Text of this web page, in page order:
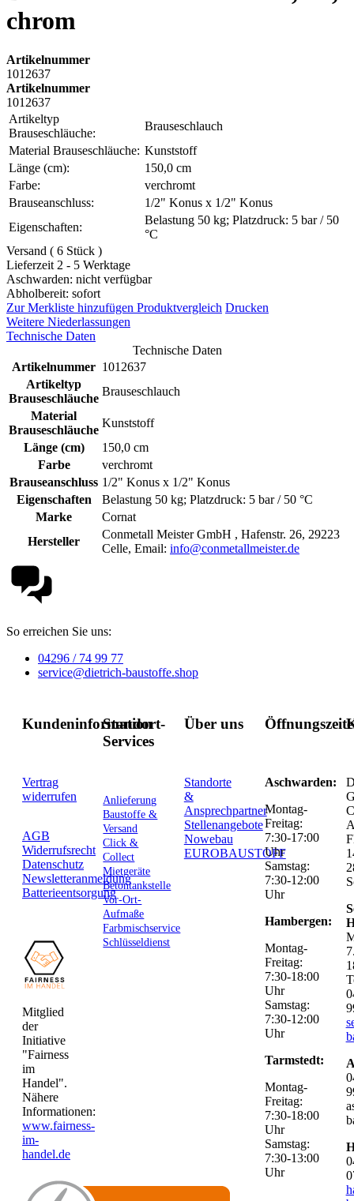
chrom
Artikelnummer
1012637
Artikelnummer
1012637
Artikeltyp
Brauseschläuche:
Brauseschlauch
Material Brauseschläuche: Kunststoff
Länge (cm):
150,0 cm
Farbe:
verchromt
Brauseanschluss:
1/2" Konus x 1/2" Konus
Eigenschaften:
Belastung 50 kg; Platzdruck: 5 bar / 50
°C
Versand ( 6 Stück )
Lieferzeit 2 - 5 Werktage
Aschwarden: nicht verfügbar
Abholbereit: sofort
Zur Merkliste hinzufügen Produktvergleich Drucken
Weitere Niederlassungen
Technische Daten
Technische Daten
Artikelnummer 1012637
Artikeltyp
Brauseschläuche
Brauseschlauch
Material
Brauseschläuche
Kunststoff
Länge (cm)
150,0 cm
Farbe
verchromt
Brauseanschluss 1/2" Konus x 1/2" Konus
Eigenschaften
Belastung 50 kg; Platzdruck: 5 bar / 50 °C
Marke
Cornat
Hersteller
Conmetall Meister GmbH , Hafenstr. 26, 29223
Celle, Email: info@conmetallmeister.de
So erreichen Sie uns:
04296 / 74 99 77
service@dietrich-baustoffe.shop
Kundeninformation
Vertrag
widerrufen
AGB
Widerrufsrecht
Datenschutz
Newsletteranmeldung
Batterieentsorgung
Mitglied
der
Initiative
"Fairness
im
Handel".
Nähere
Informationen:
www.fairness-
im-
handel.de
Standort-
Services
Anlieferung
Baustoffe &
Versand
Click &
Collect
Mietgeräte
Betontankstelle
Vor-Ort-
Aufmaße
Farbmischservice
Schlüsseldienst
Über uns
Standorte
&
Ansprechpartner
Stellenangebote
Nowebau
EUROBAUSTOFF
Aschwarden:
Montag-
Freitag:
7:30-17:00
Uhr
Samstag:
7:30-12:00
Uhr
Hambergen:
Montag-
Freitag:
7:30-18:00
Uhr
Samstag:
7:30-12:00
Uhr
Tarmstedt:
Montag-
Freitag:
7:30-18:00
Uhr
Samstag:
7:30-13:00
Uhr